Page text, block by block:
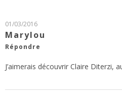
01/03/2016
Marylou
Répondre
J’aimerais découvrir Claire Diterzi,